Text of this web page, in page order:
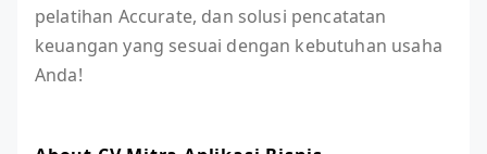
pelatihan Accurate, dan solusi pencatatan
keuangan yang sesuai dengan kebutuhan usaha
Anda!